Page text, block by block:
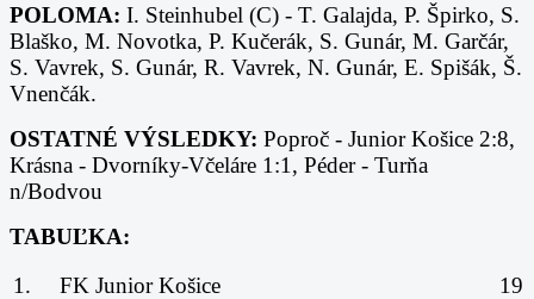
POLOMA: I. Steinhubel (C) - T. Galajda, P. Špirko, S.
Blaško, M. Novotka, P. Kučerák, S. Gunár, M. Garčár,
S. Vavrek, S. Gunár, R. Vavrek, N. Gunár, E. Spišák, Š.
Vnenčák.
OSTATNÉ VÝSLEDKY: Poproč - Junior Košice 2:8,
Krásna - Dvorníky-Včeláre 1:1, Péder - Turňa
n/Bodvou
TABUĽKA:
1.
FK Junior Košice
19